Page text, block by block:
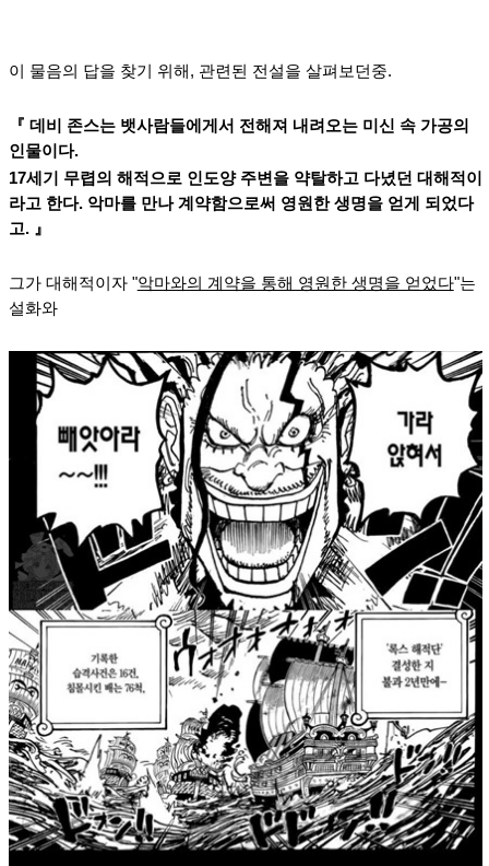
이 물음의 답을 찾기 위해, 관련된 전설을 살펴보던중.
『 데비 존스는 뱃사람들에게서 전해져 내려오는 미신 속 가공의
인물이다.
17세기 무렵의 해적으로 인도양 주변을 약탈하고 다녔던 대해적이
라고 한다. 악마를 만나 계약함으로써 영원한 생명을 얻게 되었다
고. 』
그가 대해적이자 "악마와의 계약을 통해 영원한 생명을 얻었다"는
설화와